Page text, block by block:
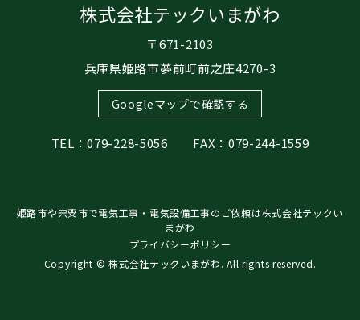
株式会社テックいまがわ
〒671-2103
兵庫県姫路市夢前町前之庄4270-3
Googleマップで確認する
TEL：079-228-5056 FAX：079-244-1559
姫路市や宍粟市で電気工事・電気設備工事のご依頼は株式会社テックい
まがわ
プライバシーポリシー
Copyright © 株式会社テックいまがわ. All rights reserved.